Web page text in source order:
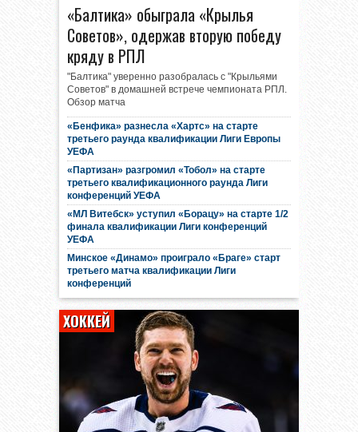
«Балтика» обыграла «Крылья
Советов», одержав вторую победу
кряду в РПЛ
"Балтика" уверенно разобралась с "Крыльями
Советов" в домашней встрече чемпионата РПЛ.
Обзор матча
«Бенфика» разнесла «Хартс» на старте
третьего раунда квалификации Лиги Европы
УЕФА
«Партизан» разгромил «Тобол» на старте
третьего квалификационного раунда Лиги
конференций УЕФА
«МЛ Витебск» уступил «Борацу» на старте 1/2
финала квалификации Лиги конференций
УЕФА
Минское «Динамо» проиграло «Браге» старт
третьего матча квалификации Лиги
конференций
ХОККЕЙ